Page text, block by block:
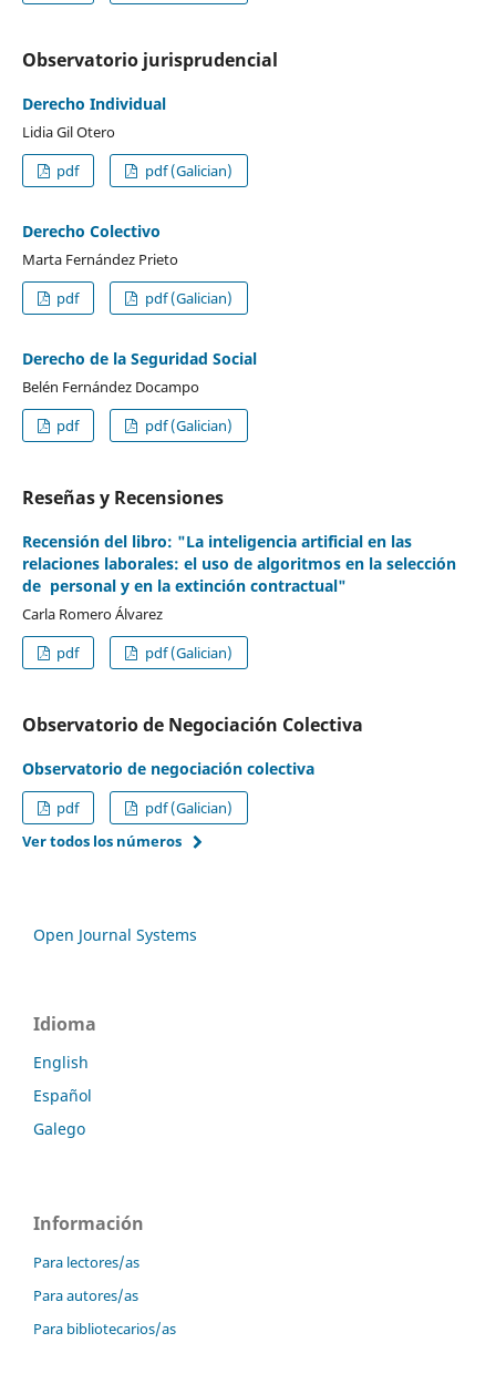
Observatorio jurisprudencial
Derecho Individual
Lidia Gil Otero
pdf
pdf (Galician)
Derecho Colectivo
Marta Fernández Prieto
pdf
pdf (Galician)
Derecho de la Seguridad Social
Belén Fernández Docampo
pdf
pdf (Galician)
Reseñas y Recensiones
Recensión del libro: "La inteligencia artificial en las
relaciones laborales: el uso de algoritmos en la selección
de personal y en la extinción contractual"
Carla Romero Álvarez
pdf
pdf (Galician)
Observatorio de Negociación Colectiva
Observatorio de negociación colectiva
pdf
pdf (Galician)
Ver todos los números
Open Journal Systems
Idioma
English
Español
Galego
Información
Para lectores/as
Para autores/as
Para bibliotecarios/as